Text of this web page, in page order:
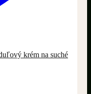
krém na suché